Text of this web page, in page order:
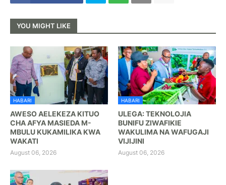
YOU MIGHT LIKE
HABARI
AWESO AELEKEZA KITUO
CHA AFYA MASIEDA M-
MBULU KUKAMILIKA KWA
WAKATI
August 06, 2026
HABARI
ULEGA: TEKNOLOJIA
BUNIFU ZIWAFIKIE
WAKULIMA NA WAFUGAJI
VIJIJINI
August 06, 2026